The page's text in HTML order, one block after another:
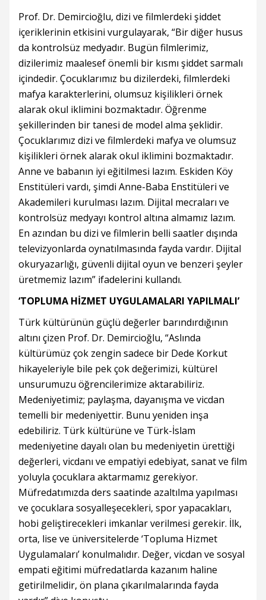
Prof. Dr. Demircioğlu, dizi ve filmlerdeki şiddet
içeriklerinin etkisini vurgulayarak, “Bir diğer husus
da kontrolsüz medyadır. Bugün filmlerimiz,
dizilerimiz maalesef önemli bir kısmı şiddet sarmalı
içindedir. Çocuklarımız bu dizilerdeki, filmlerdeki
mafya karakterlerini, olumsuz kişilikleri örnek
alarak okul iklimini bozmaktadır. Öğrenme
şekillerinden bir tanesi de model alma şeklidir.
Çocuklarımız dizi ve filmlerdeki mafya ve olumsuz
kişilikleri örnek alarak okul iklimini bozmaktadır.
Anne ve babanın iyi eğitilmesi lazım. Eskiden Köy
Enstitüleri vardı, şimdi Anne-Baba Enstitüleri ve
Akademileri kurulması lazım. Dijital mecraları ve
kontrolsüz medyayı kontrol altına almamız lazım.
En azından bu dizi ve filmlerin belli saatler dışında
televizyonlarda oynatılmasında fayda vardır. Dijital
okuryazarlığı, güvenli dijital oyun ve benzeri şeyler
üretmemiz lazım” ifadelerini kullandı.
‘TOPLUMA HİZMET UYGULAMALARI YAPILMALI’
Türk kültürünün güçlü değerler barındırdığının
altını çizen Prof. Dr. Demircioğlu, “Aslında
kültürümüz çok zengin sadece bir Dede Korkut
hikayeleriyle bile pek çok değerimizi, kültürel
unsurumuzu öğrencilerimize aktarabiliriz.
Medeniyetimiz; paylaşma, dayanışma ve vicdan
temelli bir medeniyettir. Bunu yeniden inşa
edebiliriz. Türk kültürüne ve Türk-İslam
medeniyetine dayalı olan bu medeniyetin ürettiği
değerleri, vicdanı ve empatiyi edebiyat, sanat ve film
yoluyla çocuklara aktarmamız gerekiyor.
Müfredatımızda ders saatinde azaltılma yapılması
ve çocuklara sosyalleşecekleri, spor yapacakları,
hobi geliştirecekleri imkanlar verilmesi gerekir. İlk,
orta, lise ve üniversitelerde ‘Topluma Hizmet
Uygulamaları’ konulmalıdır. Değer, vicdan ve sosyal
empati eğitimi müfredatlarda kazanım haline
getirilmelidir, ön plana çıkarılmalarında fayda